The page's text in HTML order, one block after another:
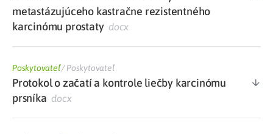
metastázujúceho kastračne rezistentného
karcinómu prostatydocx
Poskytovateľ/Poskytovateľ
Protokol o začatí a kontrole liečby karcinómu
prsníka docx